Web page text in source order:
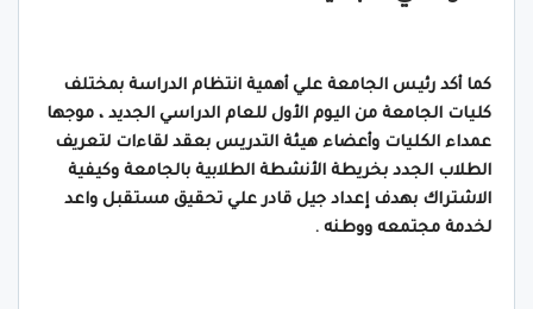
كما أكد رئيس الجامعة علي أهمية انتظام الدراسة بمختلف
كليات الجامعة من اليوم الأول للعام الدراسي الجديد ، موجها
عمداء الكليات وأعضاء هيئة التدريس بعقد لقاءات لتعريف
الطلاب الجدد بخريطة الأنشطة الطلابية بالجامعة وكيفية
الاشتراك بهدف إعداد جيل قادر علي تحقيق مستقبل واعد
لخدمة مجتمعه ووطنه .